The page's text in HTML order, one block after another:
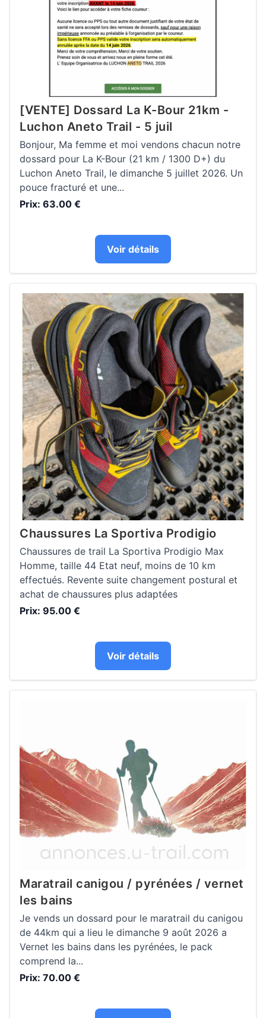
[VENTE] Dossard La K-Bour 21km -
Luchon Aneto Trail - 5 juil
Bonjour, Ma femme et moi vendons chacun notre
dossard pour La K-Bour (21 km / 1300 D+) du
Luchon Aneto Trail, le dimanche 5 juillet 2026. Un
pouce fracturé et une...
Prix: 63.00 €
Voir détails
Chaussures La Sportiva Prodigio
Chaussures de trail La Sportiva Prodigio Max
Homme, taille 44 Etat neuf, moins de 10 km
effectués. Revente suite changement postural et
achat de chaussures plus adaptées
Prix: 95.00 €
Voir détails
Maratrail canigou / pyrénées / vernet
les bains
Je vends un dossard pour le maratrail du canigou
de 44km qui a lieu le dimanche 9 août 2026 a
Vernet les bains dans les pyrénées, le pack
comprend la...
Prix: 70.00 €